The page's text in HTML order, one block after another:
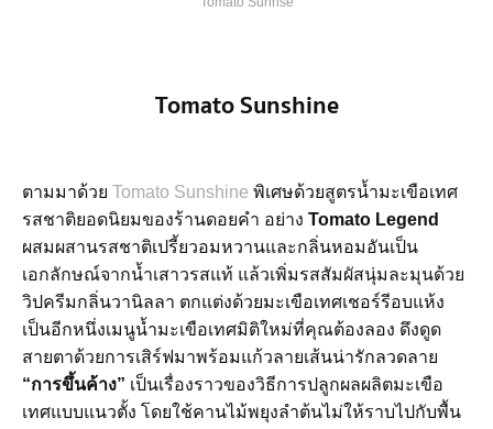
Tomato Sunshine
ตามมาด้วย Tomato Sunshine พิเศษด้วยสูตรน้ำมะเขือเทศ
รสชาติยอดนิยมของร้านดอยคำ อย่าง Tomato Legend
ผสมผสานรสชาติเปรี้ยวอมหวานและกลิ่นหอมอันเป็น
เอกลักษณ์จากน้ำเสาวรสแท้ แล้วเพิ่มรสสัมผัสนุ่มละมุนด้วย
วิปครีมกลิ่นวานิลลา ตกแต่งด้วยมะเขือเทศเชอร์รีอบแห้ง
เป็นอีกหนึ่งเมนูน้ำมะเขือเทศมิติใหม่ที่คุณต้องลอง ดึงดูด
สายตาด้วยการเสิร์ฟมาพร้อมแก้วลายเส้นน่ารักลวดลาย
“การขึ้นค้าง” เป็นเรื่องราวของวิธีการปลูกผลผลิตมะเขือ
เทศแบบแนวตั้ง โดยใช้คานไม้พยุงลำต้นไม่ให้ราบไปกับพื้น